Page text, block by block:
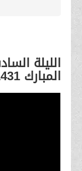
الليلة
المبارك 1431هـ